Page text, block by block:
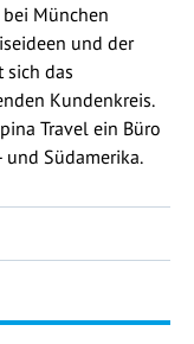
München
und der
das
Kundenkreis.
Travel ein Büro
und Südamerika.